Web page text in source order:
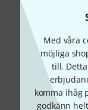
Med våra
möjliga
till.
komma ihåg
godkänn